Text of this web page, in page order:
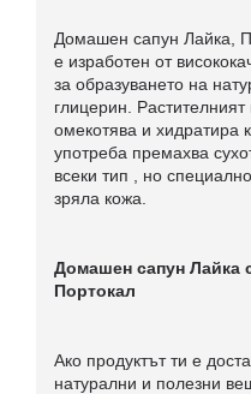
Домашен сапун Лайка,
е изработен от
за образуването на
глицерин.
омекотява и хидратира
употреба премахва
всеки тип , но
зряла кожа.
Домашен сапун Лайка
Портокал
Ако продуктът ти е
натурални и полезни